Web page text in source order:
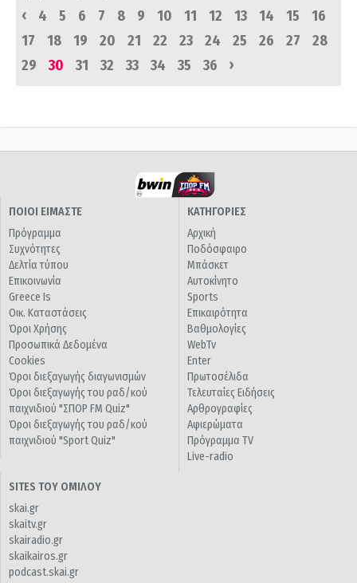
‹
4 5 6 7 8 9 10 11 12 13 14 15
16
17
18 19 20 21 22 23 24 25 26 27
28
29
30 31 32 33 34 35 36 ›
ΠΟΙΟΙ ΕΙΜΑΣΤΕ
Πρόγραμμα
Συχνότητες
Δελτία τύπου
Επικοινωνία
Greece Is
Οικ. Καταστάσεις
Όροι Χρήσης
Προσωπικά Δεδομένα
Cookies
Όροι διεξαγωγής διαγωνισμών
Όροι διεξαγωγής του ραδ/κού
παιχνιδιού "ΣΠΟΡ FM Quiz"
Όροι διεξαγωγής του ραδ/κού
παιχνιδιού "Sport Quiz"
ΚΑΤΗΓΟΡΙΕΣ
Αρχική
Ποδόσφαιρο
Μπάσκετ
Αυτοκίνητο
Sports
Επικαιρότητα
Βαθμολογίες
WebTv
Enter
Πρωτοσέλιδα
Τελευταίες Ειδήσεις
Αρθρογραφίες
Αφιερώματα
Πρόγραμμα TV
Live-radio
SITES ΤΟΥ ΟΜΙΛΟΥ
skai.gr
skaitv.gr
skairadio.gr
skaikairos.gr
podcast.skai.gr